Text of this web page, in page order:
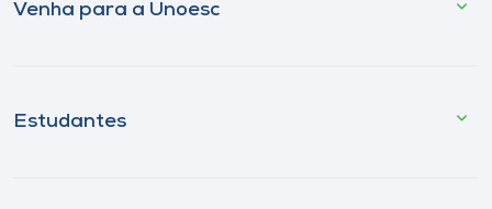
Venha para a Unoesc
Estudantes